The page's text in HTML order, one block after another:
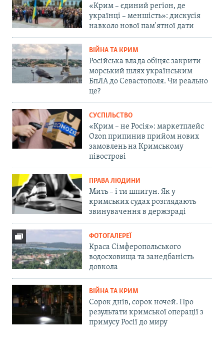
«Крим – єдиний регіон, де
українці – меншість»: дискусія
навколо нової пам'ятної дати
ВІЙНА ТА КРИМ
Російська влада обіцяє закрити
морський шлях українським
БпЛА до Севастополя. Чи реально
це?
СУСПІЛЬСТВО
«Крим – не Росія»: маркетплейс
Ozon припинив прийом нових
замовлень на Кримському
півострові
ПРАВА ЛЮДИНИ
Мить – і ти шпигун. Як у
кримських судах розглядають
звинувачення в держзраді
ФОТОГАЛЕРЕЇ
Краса Сімферопольського
водосховища та занедбаність
довкола
ВІЙНА ТА КРИМ
Сорок днів, сорок ночей. Про
результати кримської операції з
примусу Росії до миру